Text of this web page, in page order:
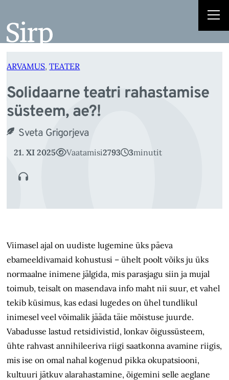
juurde
ARVAMUS, TEATER
Solidaarne teatri rahastamise
süsteem, ae?!
Sveta Grigorjeva
21. XI 2025 Vaatamisi2793 3minutit
Viimasel ajal on uudiste lugemine üks päeva
ebameeldivamaid kohustusi – ühelt poolt võiks ju üks
normaalne inimene jälgida, mis parasjagu siin ja mujal
toimub, teisalt on masendava info maht nii suur, et vahel
tekib küsimus, kas edasi lugedes on ühel tundlikul
inimesel veel võimalik jääda täie mõistuse juurde.
Vabadusse lastud retsidivistid, lonkav õigussüsteem,
ühte rahvast annihileeriva riigi saatkonna avamine riigis,
mis ise on omal nahal kogenud pikka okupatsiooni,
kultuuri jätkuv alarahastamine, õigemini selle aeglane